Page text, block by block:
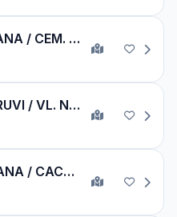
METRÔ SANTANA / CEM. PQ. DOS PINHEIROS
METRÔ TUCURUVI / VL. NOVA GALVÃO
METRÔ SANTANA / CACHOEIRA